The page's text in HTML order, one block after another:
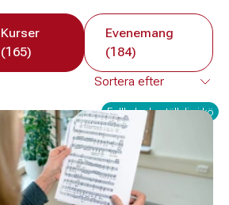
Kurser
(165)
Evenemang
(184)
Fullbokad - ställ dig i kö